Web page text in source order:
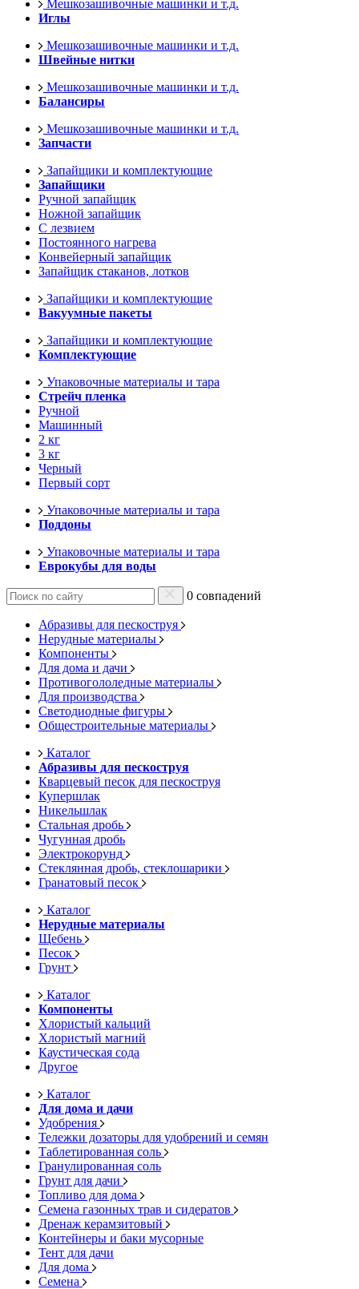
Мешкозашивочные машинки и т.д.
Иглы
Мешкозашивочные машинки и т.д.
Швейные нитки
Мешкозашивочные машинки и т.д.
Балансиры
Мешкозашивочные машинки и т.д.
Запчасти
Запайщики и комплектующие
Запайщики
Ручной запайщик
Ножной запайщик
С лезвием
Постоянного нагрева
Конвейерный запайщик
Запайщик стаканов, лотков
Запайщики и комплектующие
Вакуумные пакеты
Запайщики и комплектующие
Комплектующие
Упаковочные материалы и тара
Стрейч пленка
Ручной
Машинный
2 кг
3 кг
Черный
Первый сорт
Упаковочные материалы и тара
Поддоны
Упаковочные материалы и тара
Еврокубы для воды
0 совпадений
Абразивы для пескоструя
Нерудные материалы
Компоненты
Для дома и дачи
Противогололедные материалы
Для производства
Светодиодные фигуры
Общестроительные материалы
Каталог
Абразивы для пескоструя
Кварцевый песок для пескоструя
Купершлак
Никельшлак
Стальная дробь
Чугунная дробь
Электрокорунд
Стеклянная дробь, стеклошарики
Гранатовый песок
Каталог
Нерудные материалы
Щебень
Песок
Грунт
Каталог
Компоненты
Хлористый кальций
Хлористый магний
Каустическая сода
Другое
Каталог
Для дома и дачи
Удобрения
Тележки дозаторы для удобрений и семян
Таблетированная соль
Гранулированная соль
Грунт для дачи
Топливо для дома
Семена газонных трав и сидератов
Дренаж керамзитовый
Контейнеры и баки мусорные
Тент для дачи
Для дома
Семена